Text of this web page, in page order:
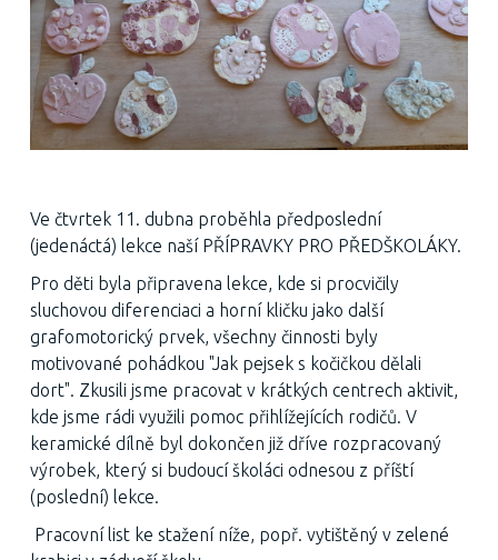
Ve čtvrtek 11. dubna proběhla předposlední
(jedenáctá) lekce naší PŘÍPRAVKY PRO PŘEDŠKOLÁKY.
Pro děti byla připravena lekce, kde si procvičily
sluchovou diferenciaci a horní kličku jako další
grafomotorický prvek, všechny činnosti byly
motivované pohádkou "Jak pejsek s kočičkou dělali
dort". Zkusili jsme pracovat v krátkých centrech aktivit,
kde jsme rádi využili pomoc přihlížejících rodičů. V
keramické dílně byl dokončen již dříve rozpracovaný
výrobek, který si budoucí školáci odnesou z příští
(poslední) lekce.
Pracovní list ke stažení níže, popř. vytištěný v zelené